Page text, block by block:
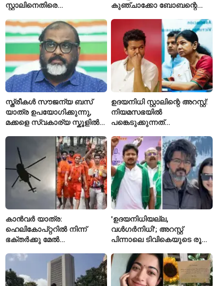
സ്റ്റാലിനെതിരെ
എന്തെല്ലാം കുറ്റങ്ങൾ?
കുഞ്ചാക്കോ ബോബന്റെ
സ്ത്രീകൾ സൗജന്യ ബസ്
യാത്ര ഉപയോഗിക്കുന്നു,
മക്കളെ സ്വകാര്യ സ്കൂളിൽ
ഉദയനിധി സ്റ്റാലിന്റെ അറസ്റ്റ്:
നിയമസഭയിൽ
പങ്കെടുക്കുന്നത്
കനിമൊഴി
കാൻവർ യാത്ര:
ഹെലികോപ്റ്ററിൽ നിന്ന്
ഭക്തർക്കു മേൽ
ഉത്തർപ്രദേശ് സർക്കാർ
'ഉദയനിധിയല്ല,
വൾഗർനിധി'; അറസ്റ്റ്
പിന്നാലെ ടിവികെയുടെ രൂക്ഷ